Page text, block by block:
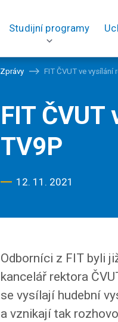
Studijní programy
Zprávy FIT ČVUT ve
FIT
TV9P
12. 11. 2021
Odborníci z FIT byli
kancelář rektora
se vysílají hudební
a vznikají tak